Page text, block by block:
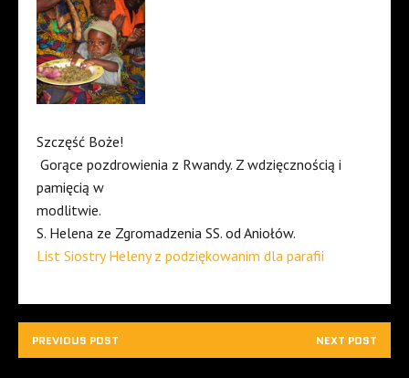
Szczęść Boże!
Gorące pozdrowienia z Rwandy. Z wdzięcznością i
pamięcią w
modlitwie.
S. Helena ze Zgromadzenia SS. od Aniołów.
List Siostry Heleny z podziękowanim dla parafii
PREVIOUS POST NEXT POST